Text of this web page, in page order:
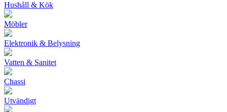
Hushåll & Kök
Möbler
Elektronik & Belysning
Vatten & Sanitet
Chassi
Utvändigt